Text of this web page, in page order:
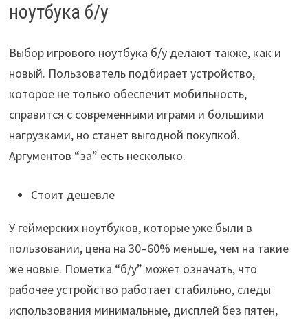
ноутбука б/у
Выбор игрового ноутбука б/у делают также, как и
новый. Пользователь подбирает устройство,
которое не только обеспечит мобильность,
справится с современными играми и большими
нагрузками, но станет выгодной покупкой.
Аргументов “за” есть несколько.
Стоит дешевле
У геймерских ноутбуков, которые уже были в
пользовании, цена на 30–60% меньше, чем на такие
же новые. Пометка “б/у” может означать, что
рабочее устройство работает стабильно, следы
использования минимальные, дисплей без пятен,